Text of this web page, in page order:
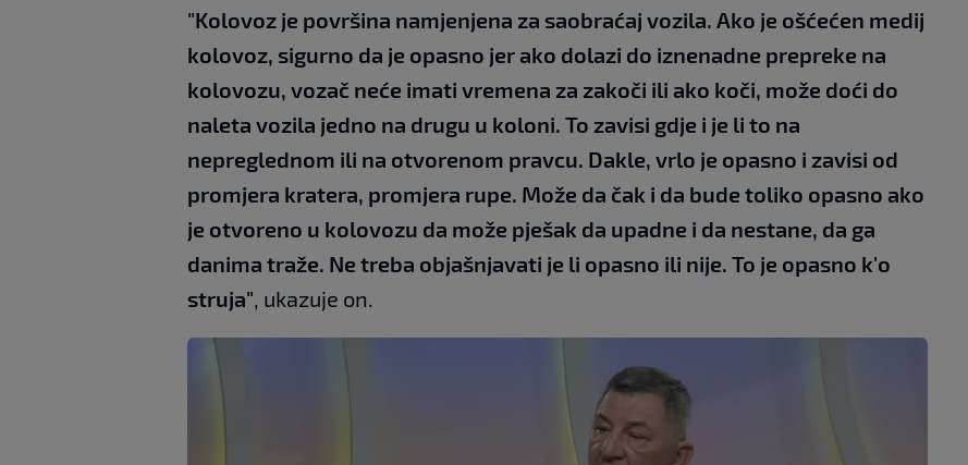
"Kolovoz je površina namjenjena za saobraćaj vozila. Ako je ošćećen medij
kolovoz, sigurno da je opasno jer ako dolazi do iznenadne prepreke na
kolovozu, vozač neće imati vremena za zakoči ili ako koči, može doći do
naleta vozila jedno na drugu u koloni. To zavisi gdje i je li to na
nepreglednom ili na otvorenom pravcu. Dakle, vrlo je opasno i zavisi od
promjera kratera, promjera rupe. Može da čak i da bude toliko opasno ako
je otvoreno u kolovozu da može pješak da upadne i da nestane, da ga
danima traže. Ne treba objašnjavati je li opasno ili nije. To je opasno k'o
struja", ukazuje on.